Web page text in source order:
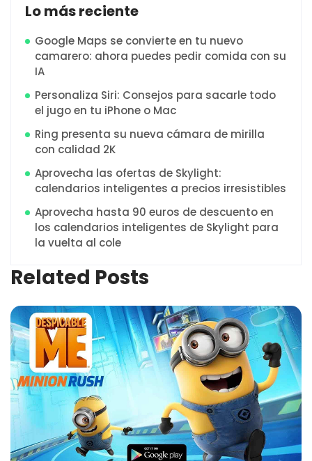
Lo más reciente
Google Maps se convierte en tu nuevo
camarero: ahora puedes pedir comida con su
IA
Personaliza Siri: Consejos para sacarle todo
el jugo en tu iPhone o Mac
Ring presenta su nueva cámara de mirilla
con calidad 2K
Aprovecha las ofertas de Skylight:
calendarios inteligentes a precios irresistibles
Aprovecha hasta 90 euros de descuento en
los calendarios inteligentes de Skylight para
la vuelta al cole
Related Posts